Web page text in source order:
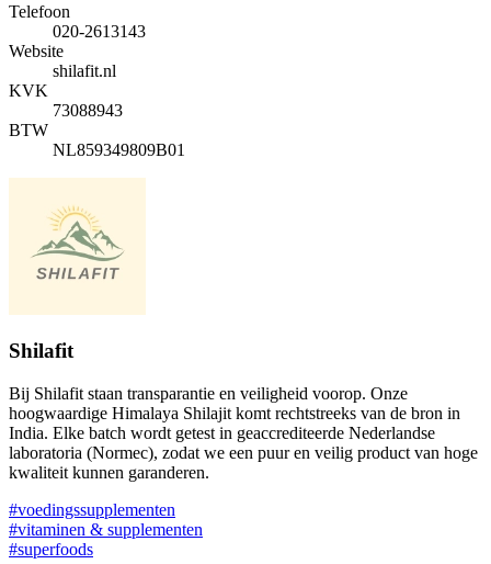
Telefoon
020-2613143
Website
shilafit.nl
KVK
73088943
BTW
NL859349809B01
Shilafit
Bij Shilafit staan transparantie en veiligheid voorop. Onze
hoogwaardige Himalaya Shilajit komt rechtstreeks van de bron in
India. Elke batch wordt getest in geaccrediteerde Nederlandse
laboratoria (Normec), zodat we een puur en veilig product van hoge
kwaliteit kunnen garanderen.
#voedingssupplementen
#vitaminen & supplementen
#superfoods